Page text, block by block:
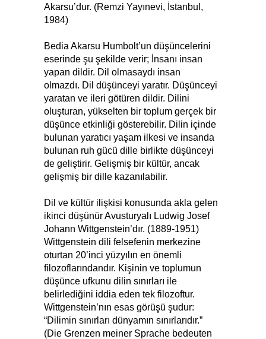
Akarsu’dur. (Remzi Yayınevi, İstanbul,
1984)
Bedia Akarsu Humbolt’un düşüncelerini
eserinde şu şekilde verir; İnsanı insan
yapan dildir. Dil olmasaydı insan
olmazdı. Dil düşünceyi yaratır. Düşünceyi
yaratan ve ileri götüren dildir. Dilini
oluşturan, yükselten bir toplum gerçek bir
düşünce etkinliği gösterebilir. Dilin içinde
bulunan yaratıcı yaşam ilkesi ve insanda
bulunan ruh gücü dille birlikte düşünceyi
de geliştirir. Gelişmiş bir kültür, ancak
gelişmiş bir dille kazanılabilir.
Dil ve kültür ilişkisi konusunda akla gelen
ikinci düşünür Avusturyalı Ludwig Josef
Johann Wittgenstein’dır. (1889-1951)
Wittgenstein dili felsefenin merkezine
oturtan 20’inci yüzyılın en önemli
filozoflarındandır. Kişinin ve toplumun
düşünce ufkunu dilin sınırları ile
belirlediğini iddia eden tek filozoftur.
Wittgenstein’nın esas görüşü şudur:
“Dilimin sınırları dünyamın sınırlarıdır.”
(Die Grenzen meiner Sprache bedeuten